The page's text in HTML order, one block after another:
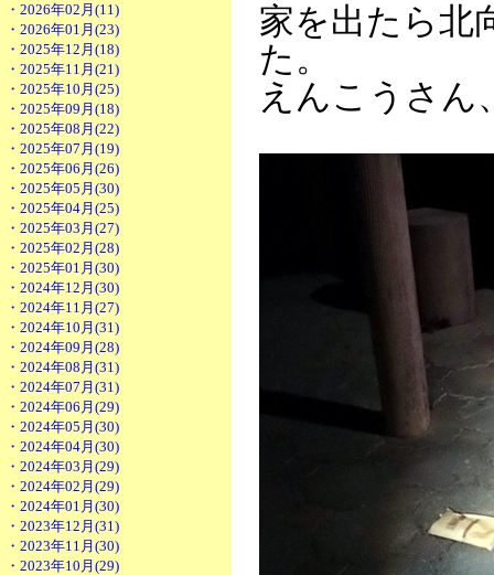
・2026年02月(11)
・2026年01月(23)
・2025年12月(18)
・2025年11月(21)
・2025年10月(25)
・2025年09月(18)
・2025年08月(22)
・2025年07月(19)
・2025年06月(26)
・2025年05月(30)
・2025年04月(25)
・2025年03月(27)
・2025年02月(28)
・2025年01月(30)
・2024年12月(30)
・2024年11月(27)
・2024年10月(31)
・2024年09月(28)
・2024年08月(31)
・2024年07月(31)
・2024年06月(29)
・2024年05月(30)
・2024年04月(30)
・2024年03月(29)
・2024年02月(29)
・2024年01月(30)
・2023年12月(31)
・2023年11月(30)
・2023年10月(29)
家を出たら北
た。
えんこうさん